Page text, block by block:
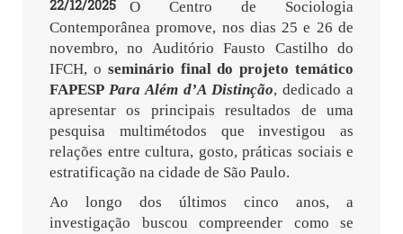
22/12/2025
O Centro de Sociologia
Contemporânea promove, nos dias 25 e 26 de
novembro, no Auditório Fausto Castilho do
IFCH, o seminário final do projeto temático
FAPESP Para Além d’A Distinção, dedicado a
apresentar os principais resultados de uma
pesquisa multimétodos que investigou as
relações entre cultura, gosto, práticas sociais e
estratificação na cidade de São Paulo.
Ao longo dos últimos cinco anos, a
investigação buscou compreender como se